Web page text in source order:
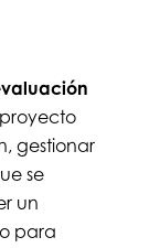
gestionar
se
un
para